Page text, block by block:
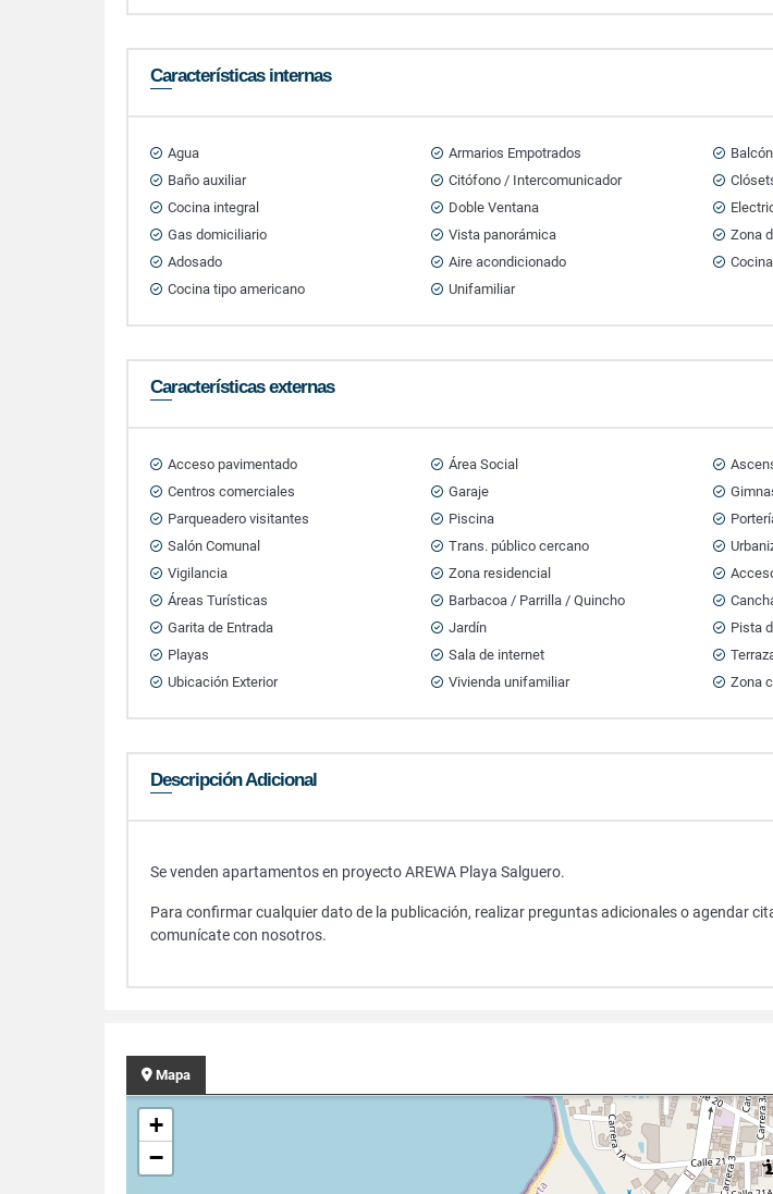
Características internas
Agua Armarios Empotrados
Balcón
Baño auxiliar
Citófono / Intercomunicador
Cocina integral
Doble Ventana
Gas domiciliario
Vista panorámica
Zona
Adosado
Aire acondicionado
Cocina tipo americano
Unifamiliar
Características externas
Acceso pavimentado Área Social
Centros comerciales
Garaje
Parqueadero visitantes
Piscina
Salón Comunal
Trans. público cercano
Vigilancia
Zona residencial
Áreas Turísticas
Barbacoa / Parrilla / Quincho
Garita de Entrada
Jardín
Pista
Playas
Sala de internet
Ubicación Exterior
Vivienda unifamiliar Zona
Descripción Adicional
Se venden apartamentos en proyecto AREWA Playa Salguero.
Para confirmar cualquier dato de la publicación, realizar preguntas adicionales o agendar
comunícate con nosotros.
Mapa
+
−